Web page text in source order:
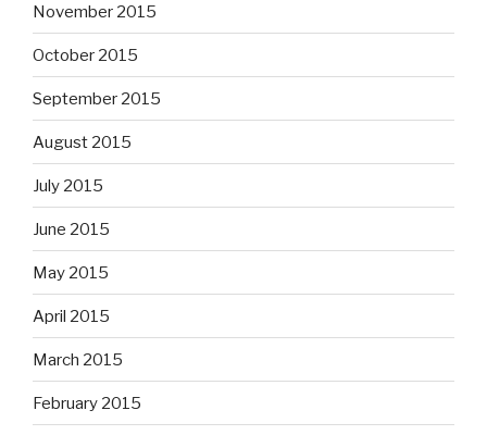
November 2015
October 2015
September 2015
August 2015
July 2015
June 2015
May 2015
April 2015
March 2015
February 2015